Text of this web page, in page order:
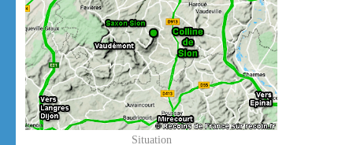
Situation